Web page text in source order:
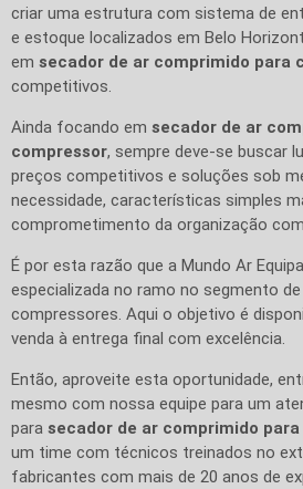
criar uma estrutura com sistema de
e estoque localizados em Belo
em secador de ar comprimido para
competitivos.
Ainda focando em secador de ar
compressor, sempre deve-se buscar
preços competitivos e soluções sob
necessidade, características simples
comprometimento da organização
É por esta razão que a Mundo Ar
especializada no ramo no segmento
compressores. Aqui o objetivo é
venda à entrega final com excelência.
Então, aproveite esta oportunidade,
mesmo com nossa equipe para um
para secador de ar comprimido
um time com técnicos treinados no
fabricantes com mais de 20 anos de